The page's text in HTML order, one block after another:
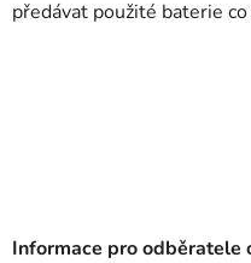
předávat použité baterie
Informace pro odběratele